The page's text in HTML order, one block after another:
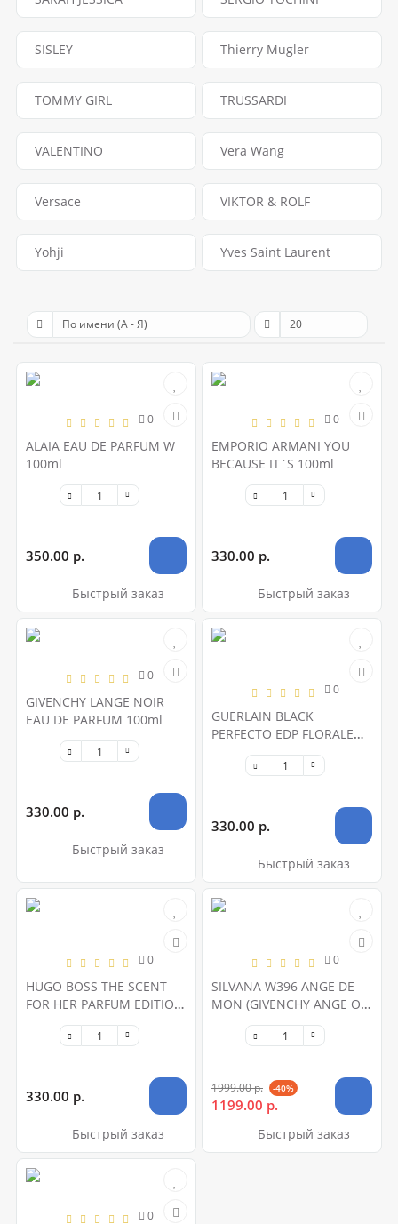
SISLEY Thierry Mugler
TOMMY GIRL TRUSSARDI
VALENTINO Vera Wang
Versace VIKTOR & ROLF
Yohji Yves Saint Laurent
0
ALAIA EAU DE PARFUM W
100ml
350.00 р.
Быстрый заказ
0
EMPORIO ARMANI YOU
BECAUSE IT`S 100ml
330.00 р.
Быстрый заказ
0
GIVENCHY LANGE NOIR
EAU DE PARFUM 100ml
330.00 р.
Быстрый заказ
0
GUERLAIN BLACK
PERFECTO EDP FLORALE
100ml W
330.00 р.
Быстрый заказ
0
HUGO BOSS THE SCENT
FOR HER PARFUM EDITION
330.00 р.
Быстрый заказ
0
SILVANA W396 ANGE DE
MON (GIVENCHY ANGE OU
DEMON) 50 ML
1999.00 р. -40%
1199.00 р.
Быстрый заказ
0